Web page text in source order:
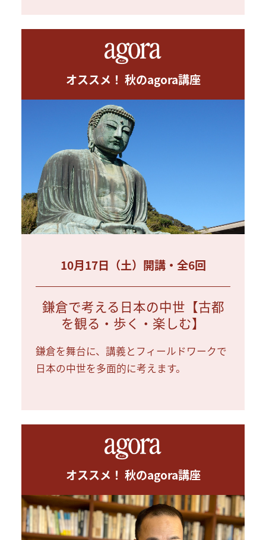
オススメ！ 秋のagora講座
10月17日（土）開講・全6回
鎌倉で考える日本の中世【古都
を観る・歩く・楽しむ】
鎌倉を舞台に、講義とフィールドワークで
日本の中世を多面的に考えます。
オススメ！ 秋のagora講座